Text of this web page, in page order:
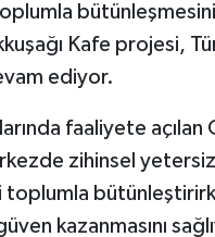
Kafe projesi,
ediyor.
faaliyete açılan
zihinsel
toplumla
kazanmasını